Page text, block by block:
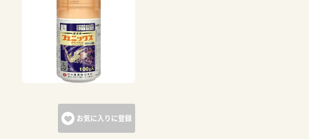
お気に入りに登録